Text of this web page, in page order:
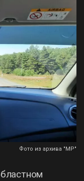
Фото из архива "МР"